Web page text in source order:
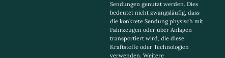
Sendungen genutzt werden. Dies
bedeutet nicht zwangsläufig, dass
die konkrete Sendung physisch mit
Fahrzeugen oder über Anlagen
transportiert wird, die diese
Kraftstoffe oder Technologien
verwenden. Weitere